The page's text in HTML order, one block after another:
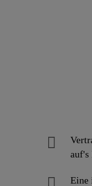
auf's
Eine